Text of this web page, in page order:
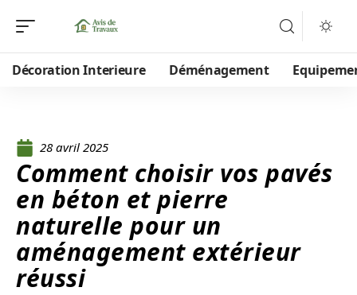
Décoration Interieure Déménagement
28 avril 2025
Comment choisir vos pavés
en béton et pierre
naturelle pour un
aménagement extérieur
réussi